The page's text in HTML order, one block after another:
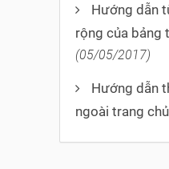
Hướng dẫn
rộng của bảng
(05/05/2017)
Hướng dẫn
ngoài trang chủ